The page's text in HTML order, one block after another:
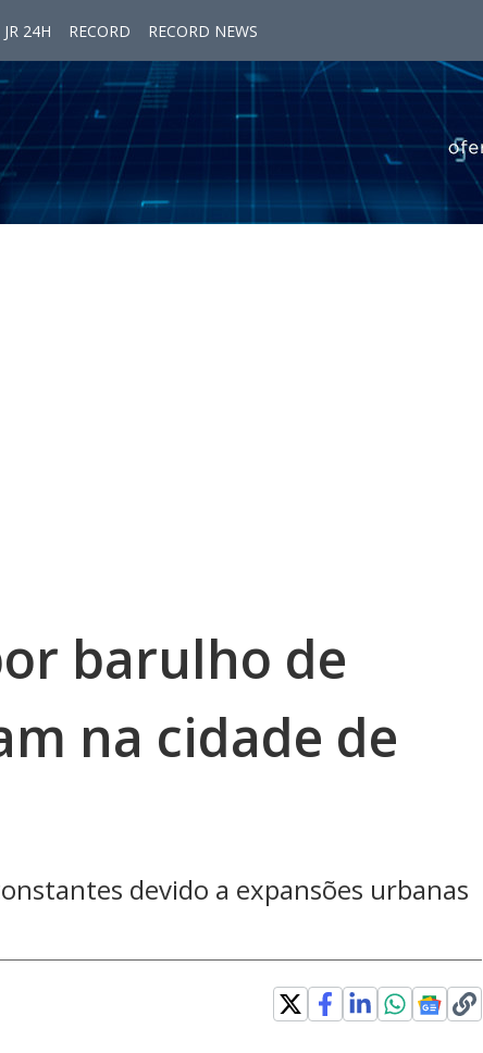
JR 24H RECORD RECORD NEWS
barulho de
na cidade de
devido a expansões urbanas